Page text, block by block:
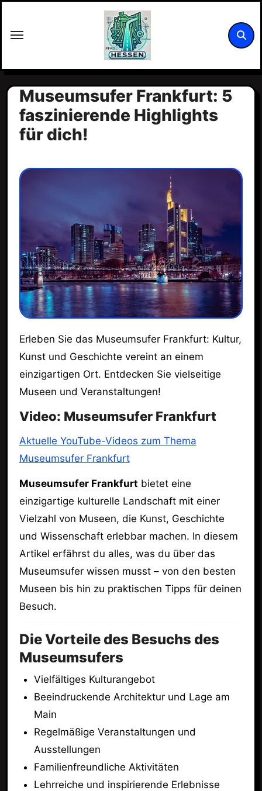
springen
Museumsufer Frankfurt: 5
faszinierende Highlights
für dich!
Erleben Sie das Museumsufer Frankfurt: Kultur,
Kunst und Geschichte vereint an einem
einzigartigen Ort. Entdecken Sie vielseitige
Museen und Veranstaltungen!
Video: Museumsufer Frankfurt
Aktuelle YouTube-Videos zum Thema
Museumsufer Frankfurt
Museumsufer Frankfurt bietet eine
einzigartige kulturelle Landschaft mit einer
Vielzahl von Museen, die Kunst, Geschichte
und Wissenschaft erlebbar machen. In diesem
Artikel erfährst du alles, was du über das
Museumsufer wissen musst – von den besten
Museen bis hin zu praktischen Tipps für deinen
Besuch.
Die Vorteile des Besuchs des
Museumsufers
Vielfältiges Kulturangebot
Beeindruckende Architektur und Lage am
Main
Regelmäßige Veranstaltungen und
Ausstellungen
Familienfreundliche Aktivitäten
Lehrreiche und inspirierende Erlebnisse